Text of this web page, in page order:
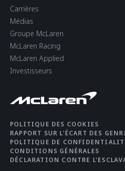
Carrières
Médias
Groupe McLaren
McLaren Racing
McLaren Applied
Investisseurs
POLITIQUE DES COOKIES
RAPPORT SUR L'ÉCART DES
POLITIQUE DE
CONDITIONS GÉNÉRALES
DÉCLARATION CONTRE